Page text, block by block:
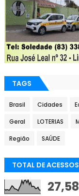
TAGS
Brasil Cidades
Geral LOTERIAS
Região SAÚDE
TOTAL DE ACESSOS